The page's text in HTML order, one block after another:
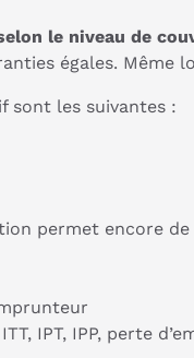
le niveau de
égales.
sont les suivantes :
permet encore
IPT, IPP, perte